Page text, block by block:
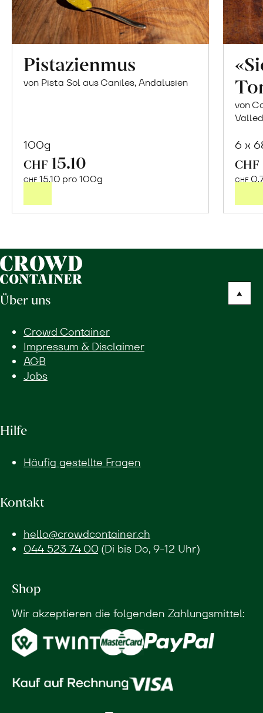
Pistazienmus
von Pista Sol aus Caniles, Andalusien
100g
CHF 15.10
CHF15.10 pro 100gden
von
6 x
CHF
CHF
Über uns
Crowd Container
Impressum & Disclaimer
AGB
Jobs
Hilfe
Häufig gestellte Fragen
Kontakt
hello@crowdcontainer.ch
044 523 74 00(Di bis Do, 9-12 Uhr)
Shop
Wir akzeptieren die folgenden Zahlungsmittel: